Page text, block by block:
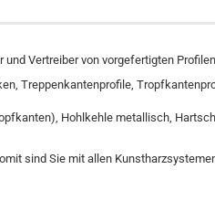
Vertreiber von vorgefertigten
Treppenkantenprofile,
Hohlkehle metallisch,
sind Sie mit allen